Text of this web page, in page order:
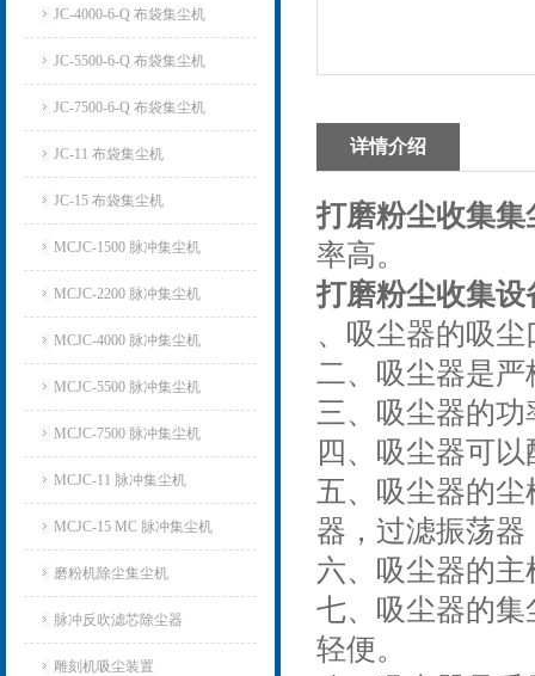
JC-4000-6-Q 布袋集尘机
JC-5500-6-Q 布袋集尘机
JC-7500-6-Q 布袋集尘机
JC-11 布袋集尘机
JC-15 布袋集尘机
MCJC-1500 脉冲集尘机
MCJC-2200 脉冲集尘机
MCJC-4000 脉冲集尘机
MCJC-5500 脉冲集尘机
MCJC-7500 脉冲集尘机
MCJC-11 脉冲集尘机
MCJC-15 MC 脉冲集尘机
磨粉机除尘集尘机
脉冲反吹滤芯除尘器
雕刻机吸尘装置
详情介绍
打磨粉尘收集集
率高。
打磨粉尘收集设
、吸尘器的吸尘
二、吸尘器是
三、吸尘器的
四、吸尘器可
五、吸尘器的
器，过滤振荡器
六、吸尘器的
七、吸尘器的
轻便。